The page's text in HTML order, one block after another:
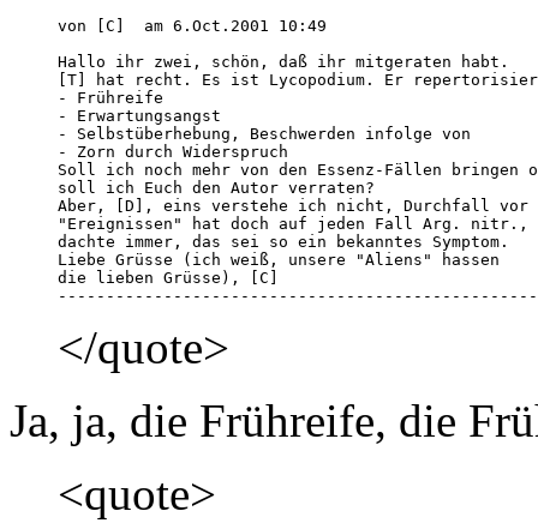
von [C]  am 6.Oct.2001 10:49
Hallo ihr zwei, schön, daß ihr mitgeraten habt.
[T] hat recht. Es ist Lycopodium. Er
- Frühreife
- Erwartungsangst
- Selbstüberhebung, Beschwerden infolge von
- Zorn durch Widerspruch
Soll ich noch mehr von den Essenz-Fällen bringen
soll ich Euch den Autor verraten?
Aber, [D], eins verstehe ich nicht, Durchfall vor
"Ereignissen" hat doch auf jeden Fall Arg. nitr.,
dachte immer, das sei so ein bekanntes Symptom.
Liebe Grüsse (ich weiß, unsere "Aliens" hassen
die lieben Grüsse), [C]
</quote>
Ja, ja, die Frühreife, die
<quote>